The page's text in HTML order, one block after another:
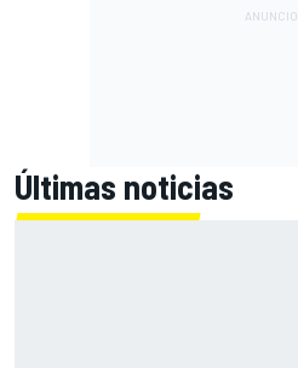
Últimas noticias